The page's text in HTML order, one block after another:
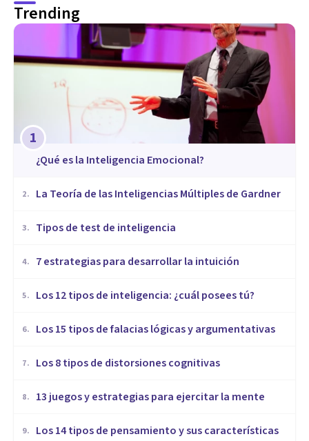
Trending
1
¿Qué es la Inteligencia Emocional?
2. La Teoría de las Inteligencias Múltiples de Gardner
3. ​Tipos de test de inteligencia
4. 7 estrategias para desarrollar la intuición
5. Los 12 tipos de inteligencia: ¿cuál posees tú?
6. Los 15 tipos de falacias lógicas y argumentativas
7. Los 8 tipos de distorsiones cognitivas
8. 13 juegos y estrategias para ejercitar la mente
9. Los 14 tipos de pensamiento y sus características